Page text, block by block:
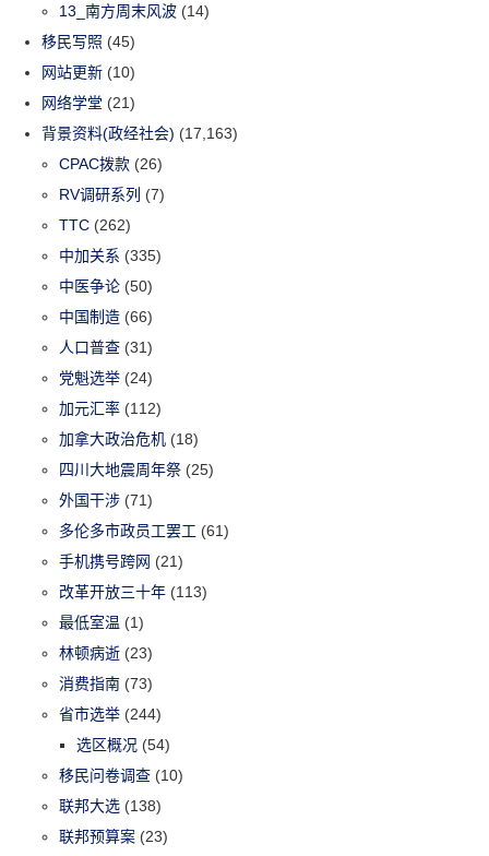
13_南方周末风波 (14)
移民写照 (45)
网站更新 (10)
网络学堂 (21)
背景资料(政经社会) (17,163)
CPAC拨款 (26)
RV调研系列 (7)
TTC (262)
中加关系 (335)
中医争论 (50)
中国制造 (66)
人口普查 (31)
党魁选举 (24)
加元汇率 (112)
加拿大政治危机 (18)
四川大地震周年祭 (25)
外国干涉 (71)
多伦多市政员工罢工 (61)
手机携号跨网 (21)
改革开放三十年 (113)
最低室温 (1)
林顿病逝 (23)
消费指南 (73)
省市选举 (244)
选区概况 (54)
移民问卷调查 (10)
联邦大选 (138)
联邦预算案 (23)